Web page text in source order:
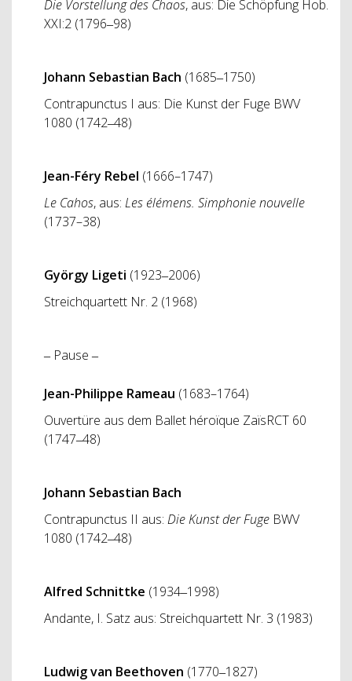
Die Vorstellung des Chaos, aus: Die Schöpfung Hob.
XXI:2 (1796‒98)
Johann Sebastian Bach (1685‒1750)
Contrapunctus I aus: Die Kunst der Fuge BWV
1080 (1742‒48)
Jean-Féry Rebel (1666–1747)
Le Cahos, aus: Les élémens. Simphonie nouvelle
(1737–38)
György Ligeti (1923‒2006)
Streichquartett Nr. 2 (1968)
‒ Pause ‒
Jean-Philippe Rameau (1683–1764)
Ouvertüre aus dem Ballet héroïque ZaïsRCT 60
(1747‒48)
Johann Sebastian Bach
Contrapunctus II aus: Die Kunst der Fuge BWV
1080 (1742‒48)
Alfred Schnittke (1934‒1998)
Andante, I. Satz aus: Streichquartett Nr. 3 (1983)
Ludwig van Beethoven (1770‒1827)